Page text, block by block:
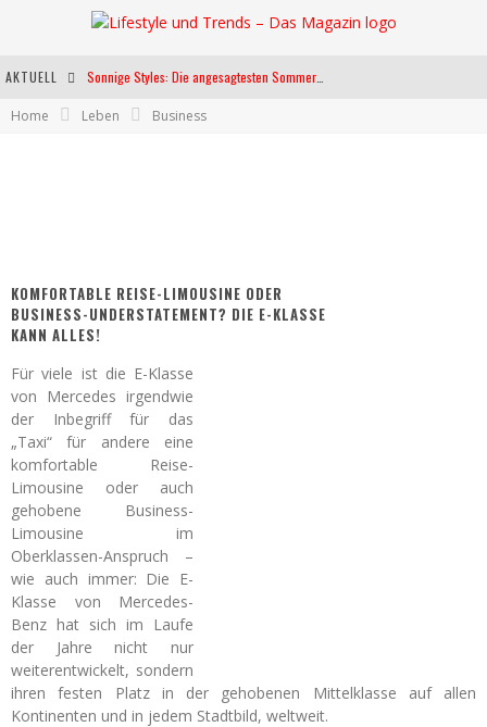
AKTUELL
Home Leben Business
KOMFORTABLE REISE-LIMOUSINE ODER
BUSINESS-UNDERSTATEMENT? DIE E-KLASSE
KANN ALLES!
Für viele ist die E-Klasse
von Mercedes irgendwie
der Inbegriff für das
„Taxi“ für andere eine
komfortable Reise-
Limousine oder auch
gehobene Business-
Limousine im
Oberklassen-Anspruch –
wie auch immer: Die E-
Klasse von Mercedes-
Benz hat sich im Laufe
der Jahre nicht nur
weiterentwickelt, sondern
ihren festen Platz in der gehobenen Mittelklasse auf allen
Kontinenten und in jedem Stadtbild, weltweit.